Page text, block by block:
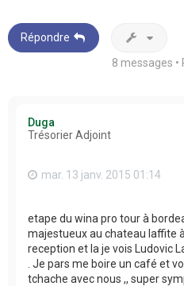
Répondre
8 messages •
Duga
Trésorier Adjoint
mar. 13 janv. 2015 01:14
etape du wina pro tour à
majestueux au chateau laffite
reception et la je vois Ludovic
. Je pars me boire un café et
tchache avec nous ,, super